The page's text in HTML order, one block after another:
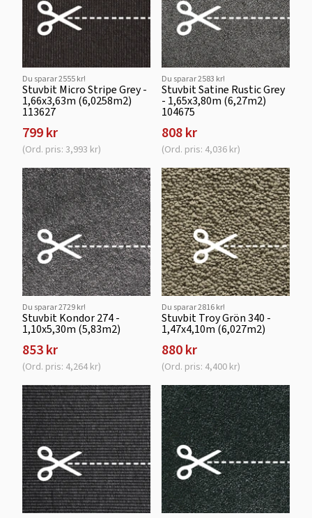
Du sparar 2555 kr!
Stuvbit Micro Stripe Grey -
1,66x3,63m (6,0258m2)
113627
799 kr
(Ord. pris: 3,993 kr)
Du sparar 2583 kr!
Stuvbit Satine Rustic Grey
- 1,65x3,80m (6,27m2)
104675
808 kr
(Ord. pris: 4,036 kr)
Du sparar 2729 kr!
Stuvbit Kondor 274 -
1,10x5,30m (5,83m2)
853 kr
(Ord. pris: 4,264 kr)
Du sparar 2816 kr!
Stuvbit Troy Grön 340 -
1,47x4,10m (6,027m2)
880 kr
(Ord. pris: 4,400 kr)